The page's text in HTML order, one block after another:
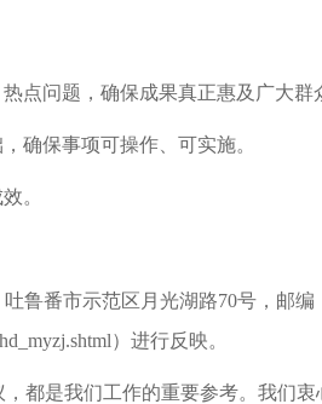
点问题，确保成果真正惠及广大群
确保事项可操作、可实施。
。
吐鲁番市示范区月光湖路70号，邮
）进行反映。
都是我们工作的重要参考。我们